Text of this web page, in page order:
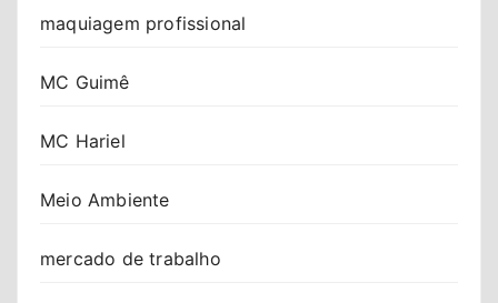
maquiagem profissional
MC Guimê
MC Hariel
Meio Ambiente
mercado de trabalho